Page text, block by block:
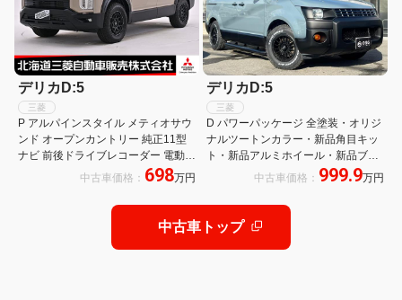
デリカD:5
三菱
P アルパインスタイル メティオサウ
ンド オープンカントリー 純正11型
ナビ 前後ドライブレコーダー 電動シ
ート 4WD バックカメラ 3列シート
中古車価格： 698万円
デリカD:5
三菱
D パワーパッケージ 全塗装・オリジ
ナルツートンカラー・新品角目キッ
ト・新品アルミホイール・新品ブロ
ックタイヤ・新品ルーフキャリア・
イドステップ・新品リアラダー
中古車価格： 999.9万円
中古車トップ